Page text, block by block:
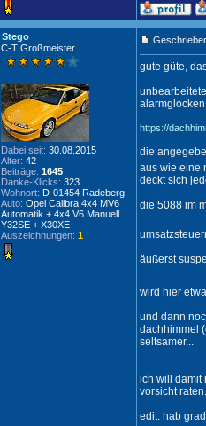
Stego
C-T Großmeister
Dabei seit: 30.08.2015
Alter: 42
Beiträge: 1645
Danke-Klicks: 323
Wohnort: D-01454 Radeberg
Auto: Opel Calibra 4x4 MV6
Automatik + 4x4 V6 Manuell
Y32SE + X30XE
Auszeichnungen: 1
gute güte,
https://
die
aus wie eine
deckt sich
die 5088 im
äußerst
wird hier
und dann
dachhimmel
seltsamer...
ich will damit
vorsicht
edit: hab